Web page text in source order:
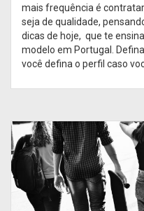
mais frequência é
seja de qualidade,
dicas de hoje, que te
modelo em Portugal.
você defina o perfil caso